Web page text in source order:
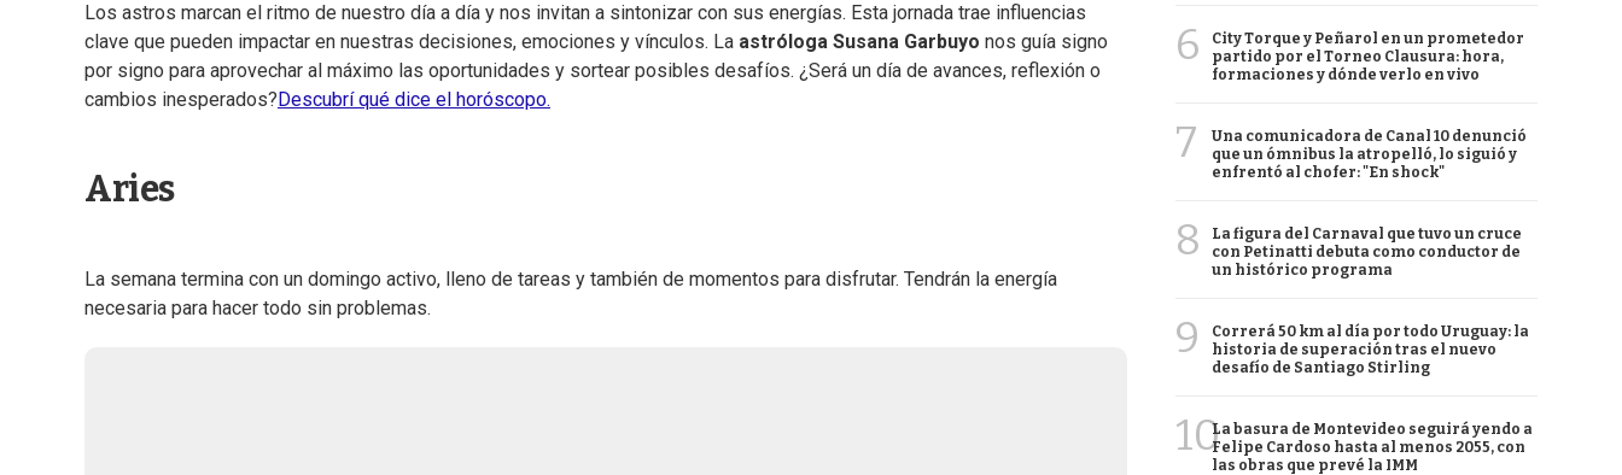
Los astros marcan el ritmo de nuestro día a día y nos invitan a sintonizar con sus energías. Esta jornada trae influencias
clave que pueden impactar en nuestras decisiones, emociones y vínculos. La astróloga Susana Garbuyo nos guía signo
por signo para aprovechar al máximo las oportunidades y sortear posibles desafíos. ¿Será un día de avances, reflexión o
cambios inesperados? Descubrí qué dice el horóscopo.
Aries
La semana termina con un domingo activo, lleno de tareas y también de momentos para disfrutar. Tendrán la energía
necesaria para hacer todo sin problemas.
6
City Torque y Peñarol en un prometedor
partido por el Torneo Clausura: hora,
formaciones y dónde verlo en vivo
7
Una comunicadora de Canal 10 denunció
que un ómnibus la atropelló, lo siguió y
enfrentó al chofer: "En shock"
8
La figura del Carnaval que tuvo un cruce
con Petinatti debuta como conductor de
un histórico programa
9
Correrá 50 km al día por todo Uruguay: la
historia de superación tras el nuevo
desafío de Santiago Stirling
10La basura de Montevideo seguirá yendo a
Felipe Cardoso hasta al menos 2055, con
las obras que prevé la IMM